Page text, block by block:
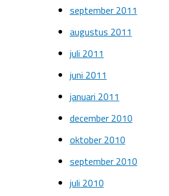
september 2011
augustus 2011
juli 2011
juni 2011
januari 2011
december 2010
oktober 2010
september 2010
juli 2010